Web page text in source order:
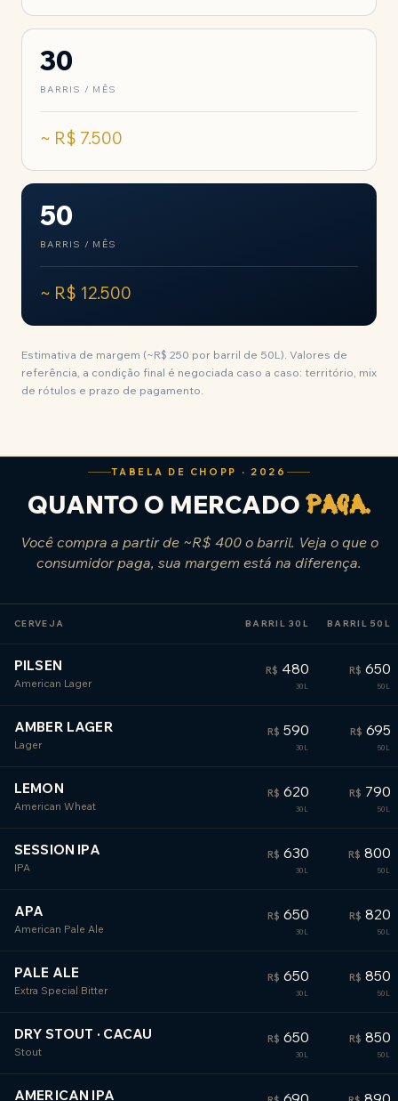
30
BARRIS / MÊS
~ R$ 7.500
50
BARRIS / MÊS
~ R$ 12.500
Estimativa de margem (~R$ 250 por barril de 50L). Valores de
referência, a condição final é negociada caso a caso: território, mix
de rótulos e prazo de pagamento.
TABELA DE CHOPP · 2026
QUANTO O MERCADO paga.
Você compra a partir de ~R$ 400 o barril. Veja o que o
consumidor paga, sua margem está na diferença.
CERVEJA BARRIL 30L BARRIL 50L
PILSEN
American Lager
R$ 480 R$ 650
AMBER LAGER
Lager
R$ 590 R$ 695
LEMON
American Wheat
R$ 620 R$ 790
SESSION IPA
IPA
R$ 630 R$ 800
APA
American Pale Ale
R$ 650 R$ 820
PALE ALE
Extra Special Bitter
R$ 650 R$ 850
DRY STOUT · CACAU
Stout
R$ 650 R$ 850
AMERICAN IPA